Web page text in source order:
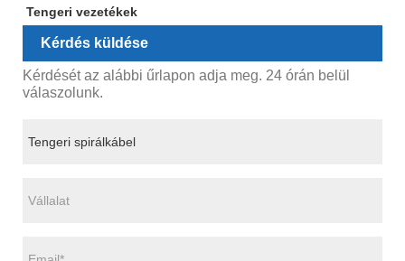
Tengeri vezetékek
Kérdés küldése
Kérdését az alábbi űrlapon adja meg. 24 órán belül
válaszolunk.